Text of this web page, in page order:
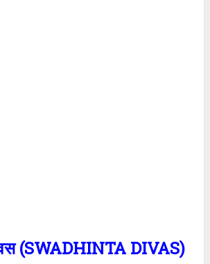
(SWADHINTA DIVAS)